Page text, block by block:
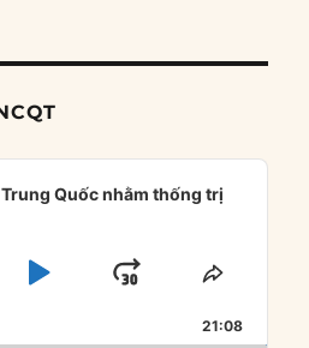
Quốc nhằm thống trị
PLAYJUMP
FORWARD
SHARE
21:08